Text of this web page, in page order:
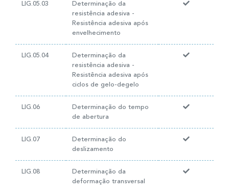
LIG.05.03
Determinação da
resistência adesiva -
Resistência adesiva após
envelhecimento
LIG.05.04
Determinação da
resistência adesiva -
Resistência adesiva após
ciclos de gelo-degelo
LIG.06
Determinação do tempo
de abertura
LIG.07
Determinação do
deslizamento
LIG.08
Determinação da
deformação transversal